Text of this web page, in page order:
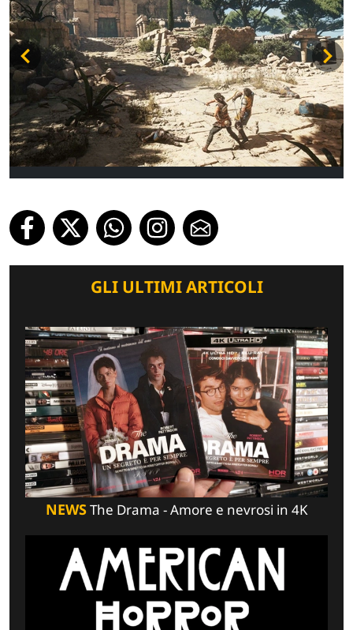
GLI ULTIMI ARTICOLI
NEWSThe Drama - Amore e nevrosi in 4K